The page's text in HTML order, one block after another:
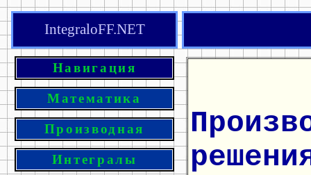
IntegraloFF.NET
Навигация
Математика
Производная
Интегралы